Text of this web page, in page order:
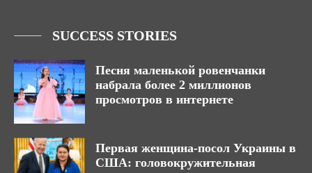
SUCCESS STORIES
Песня маленькой ровенчанки
набрала более 2 миллионов
просмотров в интернете
Первая женщина-посол Украины в
США: головокружительная